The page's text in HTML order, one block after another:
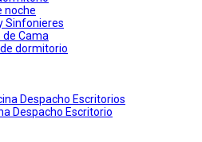
noche
Sinfonieres
de Cama
dormitorio
Despacho Escritorios
Despacho Escritorio